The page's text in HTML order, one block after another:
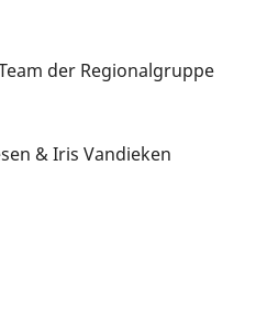
der Regionalgruppe
& Iris Vandieken